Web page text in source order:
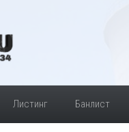
Листинг Банлист